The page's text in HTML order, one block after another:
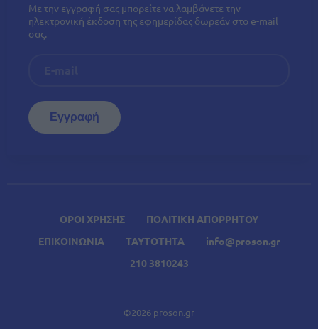
ΟΡΟΙ ΧΡΗΣΗΣ
ΠΟΛΙΤΙΚΗ ΑΠΟΡΡΗΤΟΥ
ΕΠΙΚΟΙΝΩΝΙΑ
ΤΑΥΤΟΤΗΤΑ
info@proson.gr
210 3810243
©2026 proson.gr
Με την εγγραφή σας μπορείτε να λαμβάνετε την
ηλεκτρονική έκδοση της εφημερίδας δωρεάν στο e-mail
σας.